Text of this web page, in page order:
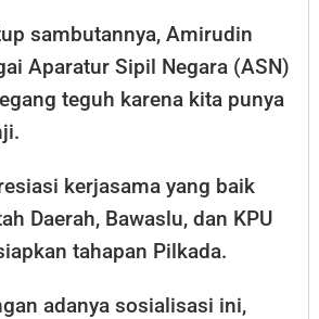
sambutannya, Amirudin
Aparatur Sipil Negara (ASN)
teguh karena kita punya
kerjasama yang baik
Daerah, Bawaslu, dan KPU
tahapan Pilkada.
adanya sosialisasi ini,